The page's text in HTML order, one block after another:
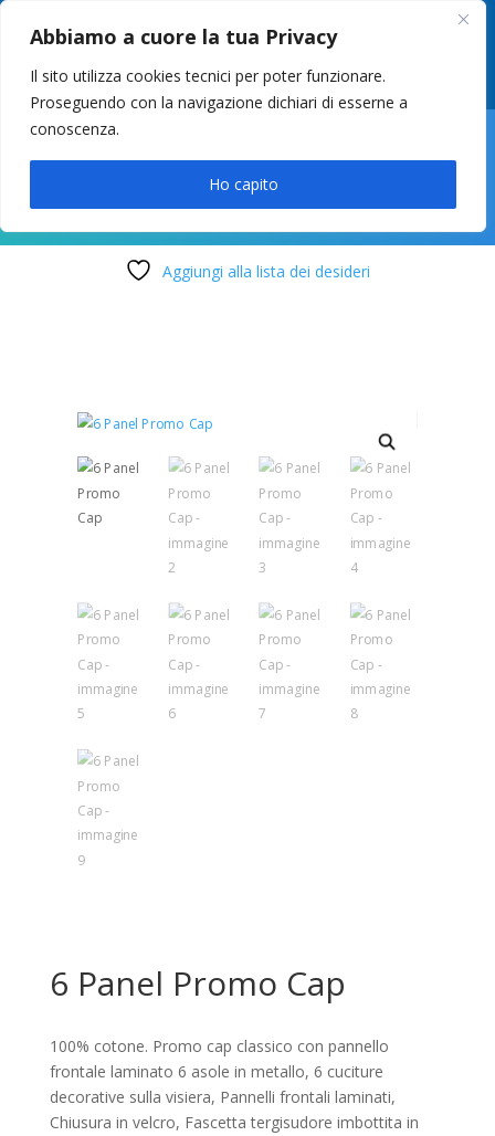
Abbiamo a cuore la tua Privacy
Il sito utilizza cookies tecnici per poter funzionare.
Proseguendo con la navigazione dichiari di esserne a
conoscenza.
Ho capito
049 8627946 –info@cstosetto.it
LUN-VEN 9-12 / 14:30-17
Aggiungi alla lista dei desideri
6 Panel Promo Cap
100% cotone. Promo cap classico con pannello
frontale laminato 6 asole in metallo, 6 cuciture
decorative sulla visiera, Pannelli frontali laminati,
Chiusura in velcro, Fascetta tergisudore imbottita in